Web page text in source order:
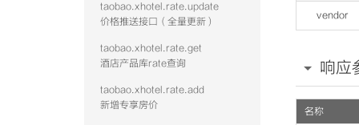
taobao.xhotel.rate.update
价格推送接口（全量更新）
taobao.xhotel.rate.get
酒店产品库rate查询
taobao.xhotel.rate.add
新增专享房价
vendor
响应
名称